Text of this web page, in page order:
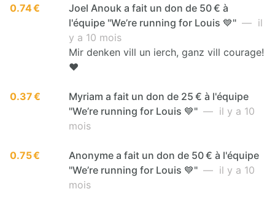
0.74 €
Joel Anouk a fait un don de 50 € à
l'équipe "We’re running for Louis 💙" — il
y a 10 mois
Mir denken vill un ierch, ganz vill courage!
❤️
0.37 €
Myriam a fait un don de 25 € à l'équipe
"We’re running for Louis 💙" — il y a 10
mois
0.75 €
Anonyme a fait un don de 50 € à l'équipe
"We’re running for Louis 💙" — il y a 10
mois